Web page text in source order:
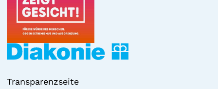
Transparenzseite